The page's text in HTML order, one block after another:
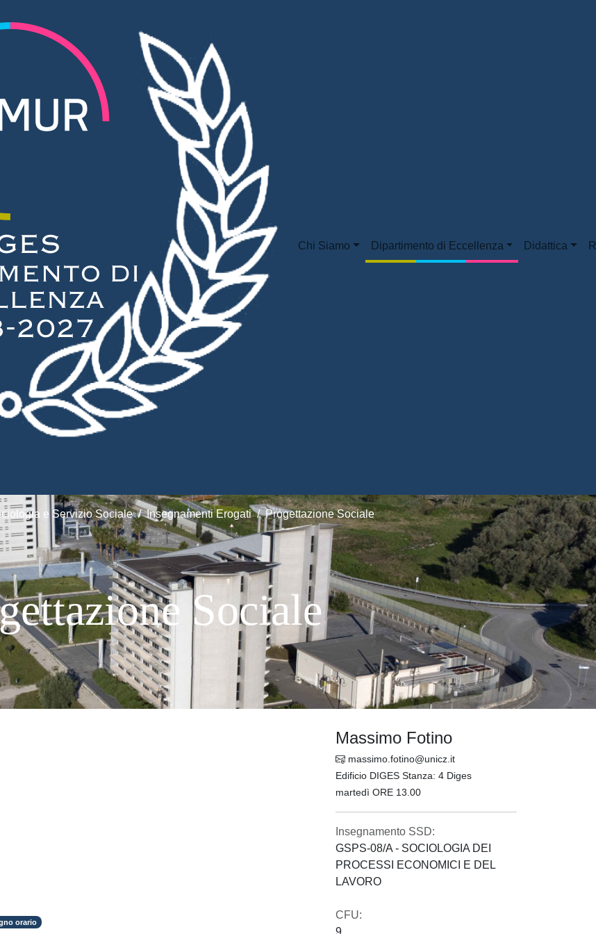
Chi Siamo Dipartimento di Eccellenza Didattica
e Servizio Sociale Insegnamenti Erogati Progettazione Sociale
Sociale
orario
Massimo Fotino
massimo.fotino@unicz.it
Edificio DIGES Stanza: 4 Diges
martedì ORE 13.00
Insegnamento SSD:
GSPS-08/A - SOCIOLOGIA DEI
PROCESSI ECONOMICI E DEL
LAVORO
CFU:
9